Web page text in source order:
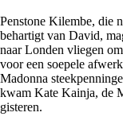
Penstone Kilembe, die
behartigt van David,
naar Londen vliegen
voor een soepele
Madonna
kwam Kate Kainja, de
gisteren.